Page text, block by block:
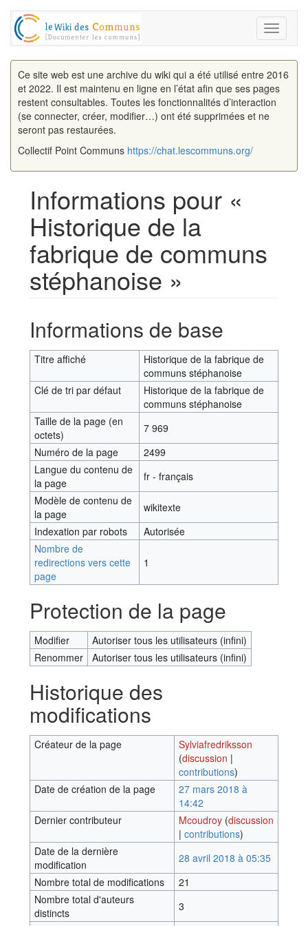
Toggle
Ce site web est une archive du wiki qui a été utilisé entre 2016
et 2022. Il est maintenu en ligne en l’état afin que ses pages
restent consultables. Toutes les fonctionnalités d’interaction
(se connecter, créer, modifier…) ont été supprimées et ne
seront pas restaurées.
Collectif Point Communs https://chat.lescommuns.org/
Informations pour «
Historique de la
fabrique de communs
stéphanoise »
Informations de base
Titre affiché
Historique de la fabrique de
communs stéphanoise
Clé de tri par défaut
Historique de la fabrique de
communs stéphanoise
Taille de la page (en
octets)
7 969
Numéro de la page
2499
Langue du contenu de
la page
fr - français
Modèle de contenu de
la page
wikitexte
Indexation par robots
Autorisée
Nombre de
redirections vers cette
page
1
Protection de la page
Modifier
Autoriser tous les utilisateurs (infini)
Renommer
Autoriser tous les utilisateurs (infini)
Historique des
modifications
Créateur de la page
Sylviafredriksson
(discussion |
contributions)
Date de création de la page
27 mars 2018 à
14:42
Dernier contributeur
Mcoudroy (discussion
| contributions)
Date de la dernière
modification
28 avril 2018 à 05:35
Nombre total de modifications
21
Nombre total d'auteurs
distincts
3